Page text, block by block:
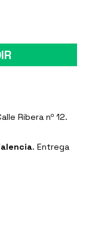
Ribera nº 12.
. Entrega